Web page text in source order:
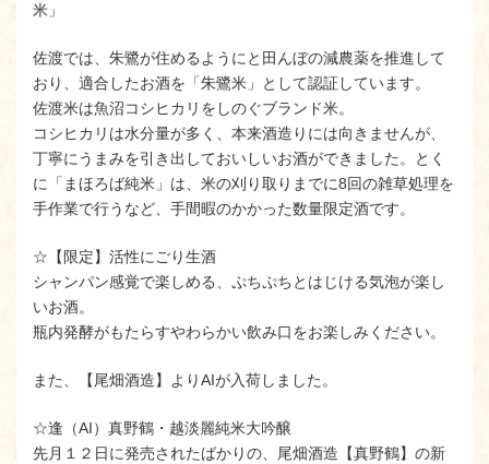
米」
佐渡では、朱鷺が住めるようにと田んぼの減農薬を推進して
おり、適合したお酒を「朱鷺米」として認証しています。
佐渡米は魚沼コシヒカリをしのぐブランド米。
コシヒカリは水分量が多く、本来酒造りには向きませんが、
丁寧にうまみを引き出しておいしいお酒ができました。とく
に「まほろば純米」は、米の刈り取りまでに8回の雑草処理を
手作業で行うなど、手間暇のかかった数量限定酒です。
☆【限定】活性にごり生酒
シャンパン感覚で楽しめる、ぷちぷちとはじける気泡が楽し
いお酒。
瓶内発酵がもたらすやわらかい飲み口をお楽しみください。
また、【尾畑酒造】よりAIが入荷しました。
☆逢（AI）真野鶴・越淡麗純米大吟醸
先月１２日に発売されたばかりの、尾畑酒造【真野鶴】の新